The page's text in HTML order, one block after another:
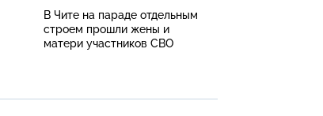
В Чите на параде отдельным
строем прошли жены и
матери участников СВО